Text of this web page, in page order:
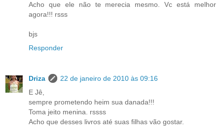
Acho que ele não te merecia mesmo. Vc está melhor
agora!!! rsss
bjs
Responder
Driza
22 de janeiro de 2010 às 09:16
E Jê,
sempre prometendo heim sua danada!!!
Toma jeito menina. rssss
Acho que desses livros até suas filhas vão gostar.